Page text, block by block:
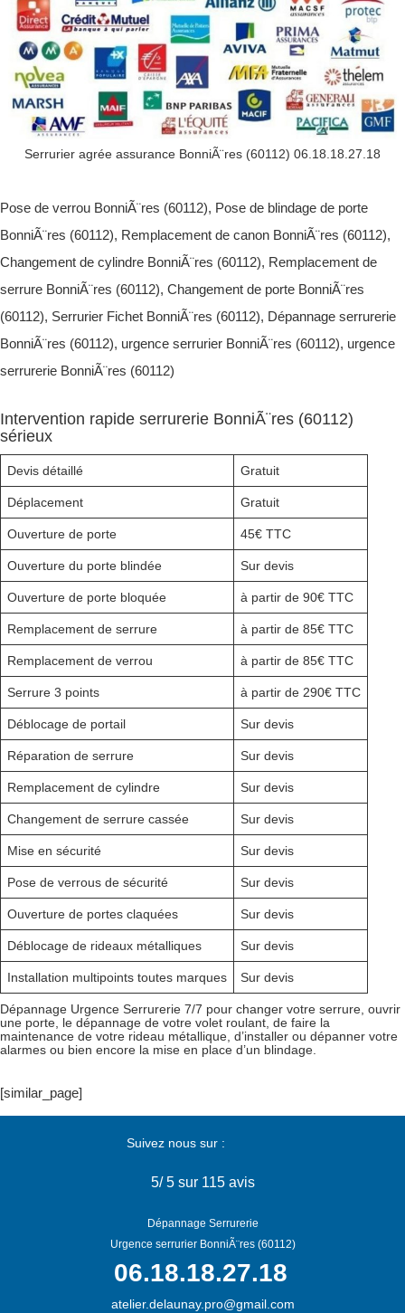
Serrurier agrée assurance BonniÃ¨res (60112) 06.18.18.27.18
Pose de verrou BonniÃ¨res (60112), Pose de blindage de porte
BonniÃ¨res (60112), Remplacement de canon BonniÃ¨res (60112),
Changement de cylindre BonniÃ¨res (60112), Remplacement de
serrure BonniÃ¨res (60112), Changement de porte BonniÃ¨res
(60112), Serrurier Fichet BonniÃ¨res (60112), Dépannage serrurerie
BonniÃ¨res (60112), urgence serrurier BonniÃ¨res (60112), urgence
serrurerie BonniÃ¨res (60112)
Intervention rapide serrurerie BonniÃ¨res (60112)
sérieux
Devis détaillé Gratuit
Déplacement Gratuit
Ouverture de porte 45€ TTC
Ouverture du porte blindée Sur devis
Ouverture de porte bloquée à partir de 90€ TTC
Remplacement de serrure à partir de 85€ TTC
Remplacement de verrou à partir de 85€ TTC
Serrure 3 points à partir de 290€ TTC
Déblocage de portail Sur devis
Réparation de serrure Sur devis
Remplacement de cylindre Sur devis
Changement de serrure cassée Sur devis
Mise en sécurité Sur devis
Pose de verrous de sécurité Sur devis
Ouverture de portes claquées Sur devis
Déblocage de rideaux métalliques Sur devis
Installation multipoints toutes marques Sur devis
Dépannage Urgence Serrurerie 7/7 pour changer votre serrure, ouvrir
une porte, le dépannage de votre volet roulant, de faire la
maintenance de votre rideau métallique, d’installer ou dépanner votre
alarmes ou bien encore la mise en place d’un blindage.
[similar_page]
Suivez nous sur :
5/5sur 115 avis
Dépannage Serrurerie
Urgence serrurier BonniÃ¨res (60112)
06.18.18.27.18
atelier.delaunay.pro@gmail.com